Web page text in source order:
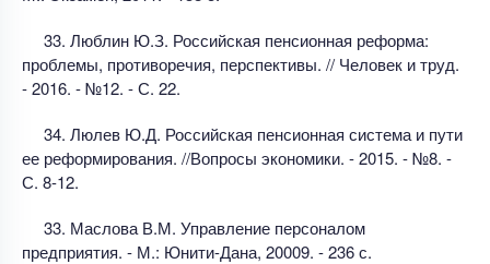
33. Люблин Ю.З. Российская пенсионная реформа:
проблемы, противоречия, перспективы. // Человек и труд.
- 2016. - №12. - С. 22.
34. Люлев Ю.Д. Российская пенсионная система и пути
ее реформирования. //Вопросы экономики. - 2015. - №8. -
С. 8-12.
33. Маслова В.М. Управление персоналом
предприятия. - М.: Юнити-Дана, 20009. - 236 с.